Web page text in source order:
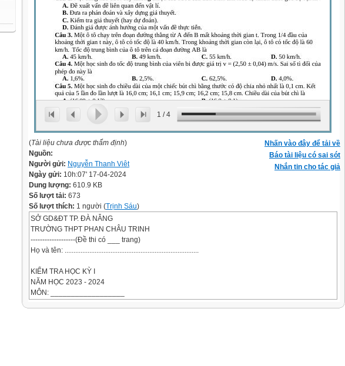
1 /4
Nhấn vào đây để tải về
Báo tài liệu có sai sót
Nhắn tin cho tác giả
(Tài liệu chưa được thẩm định)
Nguồn:
Người gửi: Nguyễn Thanh Viêt
Ngày gửi: 10h:07' 17-04-2024
Dung lượng: 610.9 KB
Số lượt tải: 673
Số lượt thích: 1 người (Trịnh Sáu)
SỞ GD&ĐT TP. ĐÀ NẴNG
TRƯỜNG THPT PHAN CHÂU TRINH
-------------------(Đề thi có ___ trang)
Họ và tên: ............................................................................
KIỂM TRA HỌC KỲ I
NĂM HỌC 2023 - 2024
MÔN: __________________